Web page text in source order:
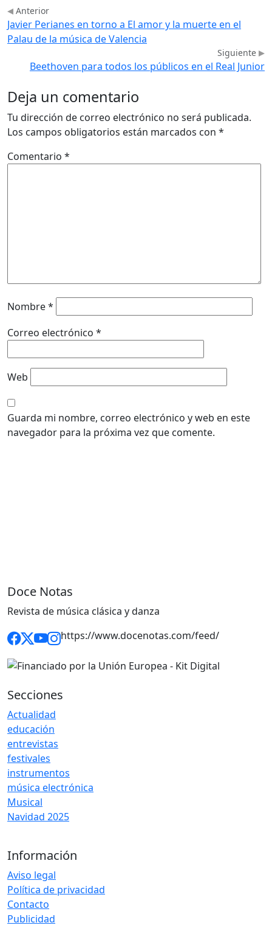
Anterior
Javier Perianes en torno a El amor y la muerte en el
Palau de la música de Valencia
Siguiente
Beethoven para todos los públicos en el Real Junior
Deja un comentario
Tu dirección de correo electrónico no será publicada.
Los campos obligatorios están marcados con *
Comentario *
Nombre*
Correo electrónico *
Web
Guarda mi nombre, correo electrónico y web en este
navegador para la próxima vez que comente.
Doce Notas
Revista de música clásica y danza
https://www.docenotas.com/feed/
Secciones
Actualidad
educación
entrevistas
festivales
instrumentos
música electrónica
Musical
Navidad 2025
Información
Aviso legal
Política de privacidad
Contacto
Publicidad